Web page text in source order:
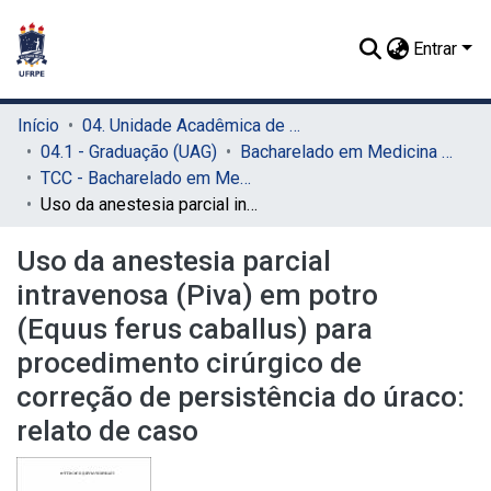
Entrar
Início
04. Unidade Acadêmica de Garanhuns (UAG)
04.1 - Graduação (UAG)
Bacharelado em Medicina Veterinária (UAG)
TCC - Bacharelado em Medicina Veterinária (UAG)
Uso da anestesia parcial intravenosa (Piva) em potro (Equus ferus caballus) para procedimento cirúrgico de correção de persistência do úraco: relato de caso
Uso da anestesia parcial
intravenosa (Piva) em potro
(Equus ferus caballus) para
procedimento cirúrgico de
correção de persistência do úraco:
relato de caso